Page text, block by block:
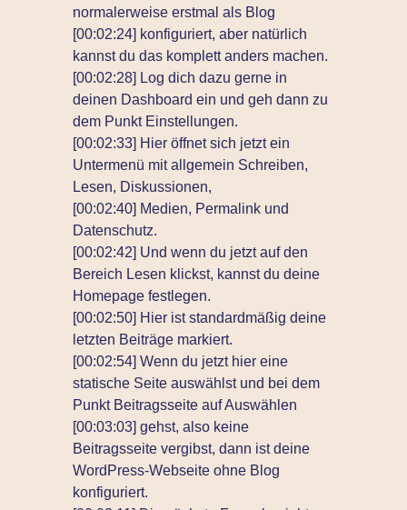
normalerweise erstmal als Blog
[00:02:24] konfiguriert, aber natürlich
kannst du das komplett anders machen.
[00:02:28] Log dich dazu gerne in
deinen Dashboard ein und geh dann zu
dem Punkt Einstellungen.
[00:02:33] Hier öffnet sich jetzt ein
Untermenü mit allgemein Schreiben,
Lesen, Diskussionen,
[00:02:40] Medien, Permalink und
Datenschutz.
[00:02:42] Und wenn du jetzt auf den
Bereich Lesen klickst, kannst du deine
Homepage festlegen.
[00:02:50] Hier ist standardmäßig deine
letzten Beiträge markiert.
[00:02:54] Wenn du jetzt hier eine
statische Seite auswählst und bei dem
Punkt Beitragsseite auf Auswählen
[00:03:03] gehst, also keine
Beitragsseite vergibst, dann ist deine
WordPress-Webseite ohne Blog
konfiguriert.